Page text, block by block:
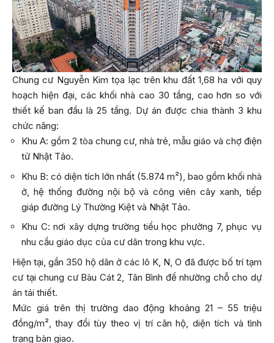
Chung cư Nguyễn Kim tọa lạc trên khu đất 1,68 ha với quy
hoạch hiện đại, các khối nhà cao 30 tầng, cao hơn so với
thiết kế ban đầu là 25 tầng. Dự án được chia thành 3 khu
chức năng:
Khu A: gồm 2 tòa chung cư, nhà trẻ, mẫu giáo và chợ điện
tử Nhật Tảo.
Khu B: có diện tích lớn nhất (5.874 m²), bao gồm khối nhà
ở, hệ thống đường nội bộ và công viên cây xanh, tiếp
giáp đường Lý Thường Kiệt và Nhật Tảo.
Khu C: nơi xây dựng trường tiểu học phường 7, phục vụ
nhu cầu giáo dục của cư dân trong khu vực.
Hiện tại, gần 350 hộ dân ở các lô K, N, O đã được bố trí tạm
cư tại chung cư Bàu Cát 2, Tân Bình để nhường chỗ cho dự
án tái thiết.
Mức giá trên thị trường dao động khoảng 21 – 55 triệu
đồng/m², thay đổi tùy theo vị trí căn hộ, diện tích và tình
trạng bàn giao.